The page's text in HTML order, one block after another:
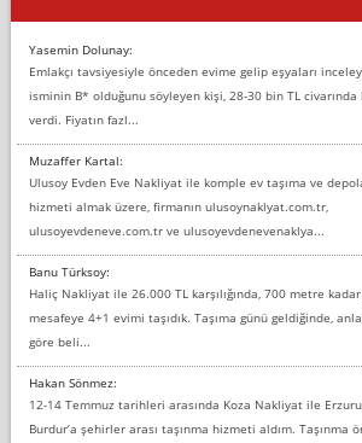
Yasemin Dolunay:
Emlakçı tavsiyesiyle önceden evime gelip eşyaları
isminin B* olduğunu söyleyen kişi, 28-30 bin TL
verdi. Fiyatın fazl...
Muzaffer Kartal:
Ulusoy Evden Eve Nakliyat ile komple ev taşıma ve
hizmeti almak üzere, firmanın ulusoynaklyat.com.tr,
ulusoyevdeneve.com.tr ve ulusoyevdenevenaklya...
Banu Türksoy:
Haliç Nakliyat ile 26.000 TL karşılığında, 700 metre
mesafeye 4+1 evimi taşıdık. Taşıma günü geldiğinde,
göre beli...
Hakan Sönmez:
12-14 Temmuz tarihleri arasında Koza Nakliyat ile
Burdur’a şehirler arası taşınma hizmeti aldım. Taşınma